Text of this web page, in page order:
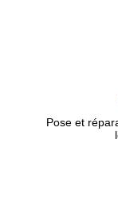
Pose et